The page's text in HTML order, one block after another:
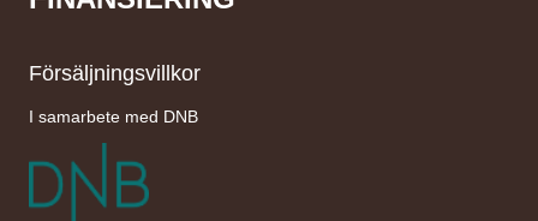
Försäljningsvillkor
I samarbete med DNB